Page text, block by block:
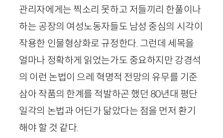
관리자에게는 찍소리 못하고 저들끼리 한풀이나
하는 공장의 여성노동자들도 남성 중심의 시각이
작용한 인물형상화로 규정한다. 그런데 세목을
얼마나 정확하게 읽었는가도 중요하지만 강경석
의 이런 논법이 으레 혁명적 전망의 유무를 기준
삼아 작품의 한계를 적발하곤 했던 80년대 평단
일각의 논법과 어딘가 닮았다는 점을 먼저 환기
해야 할 것 같다.